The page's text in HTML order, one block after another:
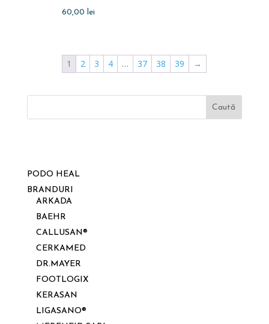
60,00 lei
1 2 3 4 … 37 38 39 →
Caută
PODO HEAL
BRANDURI
ARKADA
BAEHR
CALLUSAN®
CERKAMED
DR.MAYER
FOOTLOGIX
KERASAN
LIGASANO®